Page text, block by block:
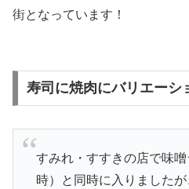
街となっています！
寿司に焼肉にバリエーシ
すみれ・すすきの店で味
時）と同時に入りました